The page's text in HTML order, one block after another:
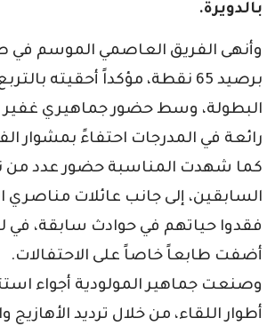
بالدويرة.
وأنهى الفريق العاصمي الموسم في
برصيد 65 نقطة، مؤكداً أحقيته
البطولة، وسط حضور جماهيري
رائعة في المدرجات احتفاءً بمشوار
كما شهدت المناسبة حضور عدد من
السابقين، إلى جانب عائلات مناصري
فقدوا حياتهم في حوادث سابقة، في
أضفت طابعاً خاصاً على الاحتفالات.
وصنعت جماهير المولودية أجواء
أطوار اللقاء، من خلال ترديد الأهازيج